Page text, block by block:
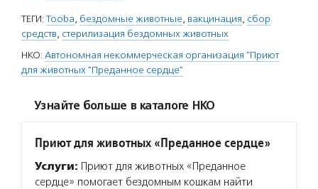
ТЕГИ: Tooba, бездомные животные, вакцинация, сбор
средств, стерилизация бездомных животных
НКО: Автономная некоммерческая организация "Приют
для животных "Преданное сердце"
Узнайте больше в каталоге НКО
Приют для животных «Преданное сердце»
Услуги: Приют для животных «Преданное
сердце» помогает бездомным кошкам найти